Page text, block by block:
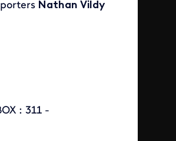
Nathan Vildy
: 311 -